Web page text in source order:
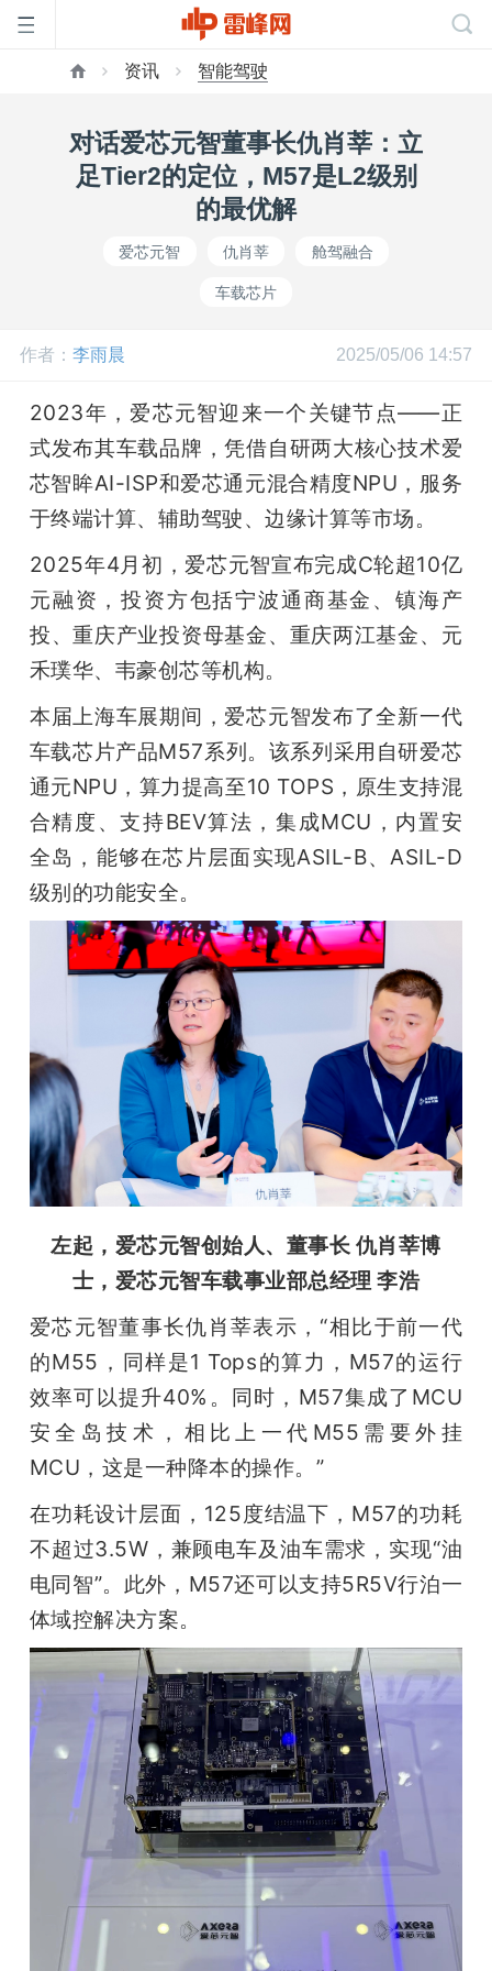
页
网
开
课
活
中
心
GAIR
专
爱
搞
资讯 智能驾驶
对话爱芯元智董事长仇肖莘：立
足Tier2的定位，M57是L2级别
的最优解
爱芯元智 仇肖莘 舱驾融合
车载芯片
作者： 李雨晨 2025/05/06 14:57
2023年，爱芯元智迎来一个关键节点——正
式发布其车载品牌，凭借自研两大核心技术爱
芯智眸AI-ISP和爱芯通元混合精度NPU，服务
于终端计算、辅助驾驶、边缘计算等市场。
2025年4月初，爱芯元智宣布完成C轮超10亿
元融资，投资方包括宁波通商基金、镇海产
投、重庆产业投资母基金、重庆两江基金、元
禾璞华、韦豪创芯等机构。
本届上海车展期间，爱芯元智发布了全新一代
车载芯片产品M57系列。该系列采用自研爱芯
通元NPU，算力提高至10 TOPS，原生支持混
合精度、支持BEV算法，集成MCU，内置安
全岛，能够在芯片层面实现ASIL-B、ASIL-D
级别的功能安全。
左起，爱芯元智创始人、董事长 仇肖莘博
士，爱芯元智车载事业部总经理 李浩
爱芯元智董事长仇肖莘表示，“相比于前一代
的M55，同样是1 Tops的算力，M57的运行
效率可以提升40%。同时，M57集成了MCU
安全岛技术，相比上一代M55需要外挂
MCU，这是一种降本的操作。”
在功耗设计层面，125度结温下，M57的功耗
不超过3.5W，兼顾电车及油车需求，实现“油
电同智”。此外，M57还可以支持5R5V行泊一
体域控解决方案。